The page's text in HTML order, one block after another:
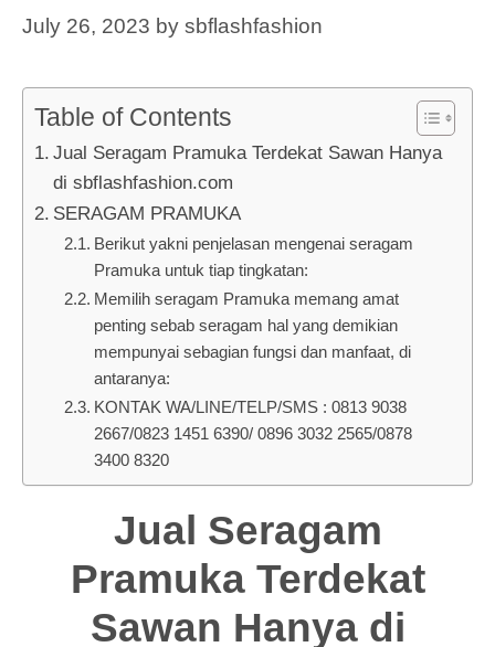
July 26, 2023 by sbflashfashion
Table of Contents
Jual Seragam Pramuka Terdekat Sawan Hanya
di sbflashfashion.com
SERAGAM PRAMUKA
Berikut yakni penjelasan mengenai seragam
Pramuka untuk tiap tingkatan:
Memilih seragam Pramuka memang amat
penting sebab seragam hal yang demikian
mempunyai sebagian fungsi dan manfaat, di
antaranya:
KONTAK WA/LINE/TELP/SMS : 0813 9038
2667/0823 1451 6390/ 0896 3032 2565/0878
3400 8320
Jual Seragam
Pramuka Terdekat
Sawan Hanya di